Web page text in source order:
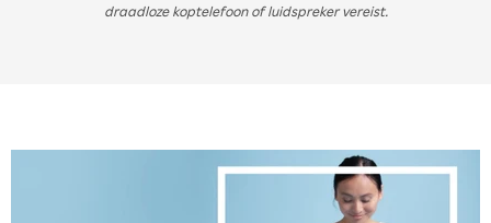
draadloze koptelefoon of luidspreker vereist.